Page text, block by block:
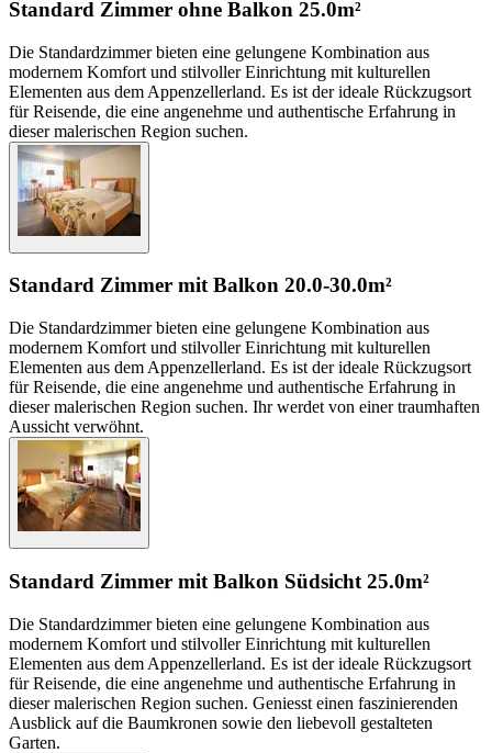
Standard Zimmer ohne Balkon 25.0m²
Die Standardzimmer bieten eine gelungene Kombination aus
modernem Komfort und stilvoller Einrichtung mit kulturellen
Elementen aus dem Appenzellerland. Es ist der ideale Rückzugsort
für Reisende, die eine angenehme und authentische Erfahrung in
dieser malerischen Region suchen.
Standard Zimmer mit Balkon 20.0-30.0m²
Die Standardzimmer bieten eine gelungene Kombination aus
modernem Komfort und stilvoller Einrichtung mit kulturellen
Elementen aus dem Appenzellerland. Es ist der ideale Rückzugsort
für Reisende, die eine angenehme und authentische Erfahrung in
dieser malerischen Region suchen. Ihr werdet von einer traumhaften
Aussicht verwöhnt.
Standard Zimmer mit Balkon Südsicht 25.0m²
Die Standardzimmer bieten eine gelungene Kombination aus
modernem Komfort und stilvoller Einrichtung mit kulturellen
Elementen aus dem Appenzellerland. Es ist der ideale Rückzugsort
für Reisende, die eine angenehme und authentische Erfahrung in
dieser malerischen Region suchen. Geniesst einen faszinierenden
Ausblick auf die Baumkronen sowie den liebevoll gestalteten
Garten.